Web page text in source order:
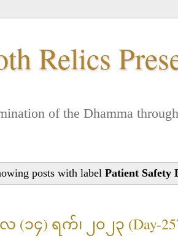
Relics
of the Dhamma
posts with label Patient Safety
၄) ရက်၊ ၂၀၂၃ (Day-